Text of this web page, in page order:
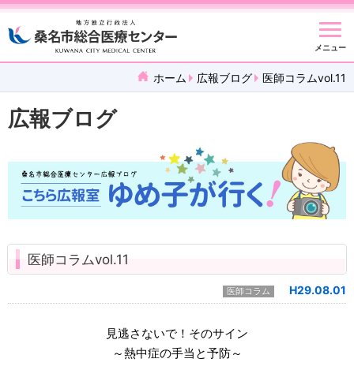
メニュー
ホーム 広報ブログ 医師コラムvol.11
広報ブログ
医師コラムvol.11
医師コラム H29.08.01
見逃さないで！そのサイン
～熱中症の手当と予防～